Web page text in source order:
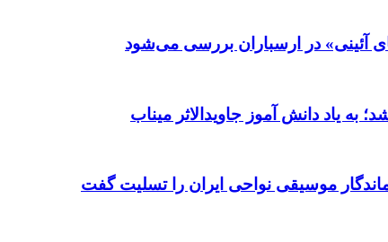
آئینی» در ارسباران بررسی می‌شود
به یاد دانش آموز جاویدالاثر میناب
موسیقی نواحی ایران را تسلیت گفت